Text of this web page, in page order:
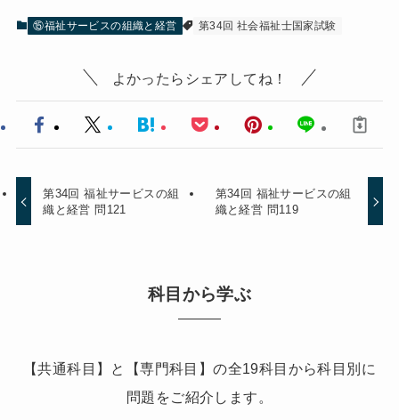
⑮福祉サービスの組織と経営 第34回 社会福祉士国家試験
よかったらシェアしてね！
第34回 福祉サービスの組
織と経営 問121
第34回 福祉サービスの組
織と経営 問119
科目から学ぶ
【共通科目】と【専門科目】の全19科目から科目別に
問題をご紹介します。